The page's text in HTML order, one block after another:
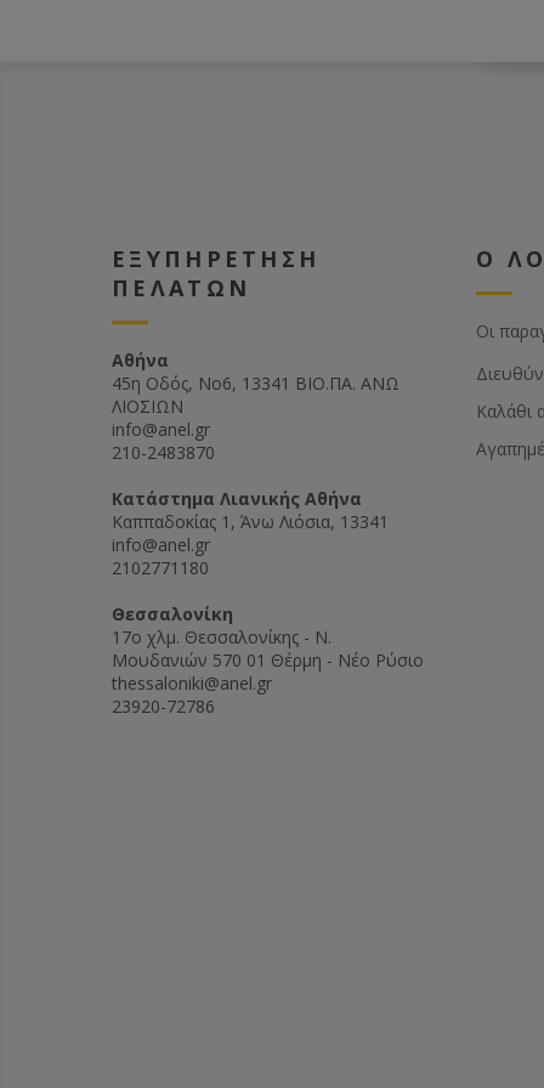
ΕΞΥΠΗΡΕΤΗΣΗ
ΠΕΛΑΤΩΝ
Αθήνα
45η Οδός, Νο6, 13341 ΒΙΟ.ΠΑ. ΑΝΩ
ΛΙΟΣΙΩΝ
info@anel.gr
210-2483870
Kατάστημα Λιανικής Αθήνα
Καππαδοκίας 1, Άνω Λιόσια, 13341
info@anel.gr
2102771180
Θεσσαλονίκη
17ο χλμ. Θεσσαλονίκης - Ν.
Μουδανιών 570 01 Θέρμη - Νέο Ρύσιο
thessaloniki@anel.gr
23920-72786
Ο
Οι
Καλάθι